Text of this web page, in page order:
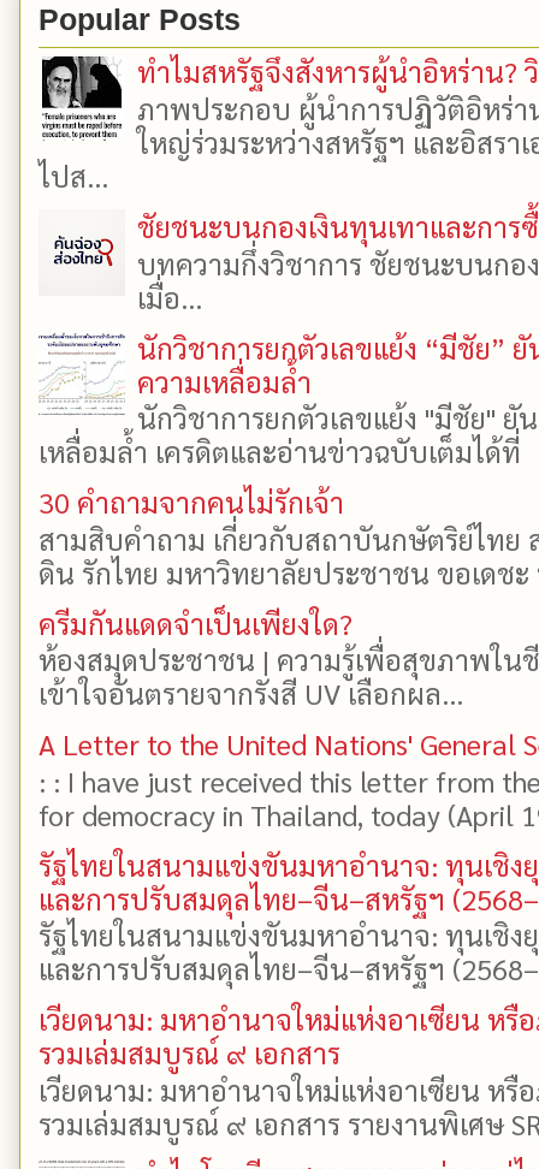
Popular Posts
ทำไมสหรัฐจึงสังหารผู้นำอิหร่าน?
ภาพประกอบ ผู้นำการปฏิวัติอิหร่า
ใหญ่ร่วมระหว่างสหรัฐฯ และอิสรา
ไปส...
ชัยชนะบนกองเงินทุนเทาและการ
บทความกึ่งวิชาการ ชัยชนะบนกอ
เมื่อ...
นักวิชาการยกตัวเลขแย้ง “มีชัย”
ความเหลื่อมล้ำ
นักวิชาการยกตัวเลขแย้ง "มีชัย"
เหลื่อมล้ำ เครดิตและอ่านข่าวฉบับเต็มได้
30 คำถามจากคนไม่รักเจ้า
สามสิบคำถาม เกี่ยวกับสถาบันกษัตริย์ไทย
ดิน รักไทย มหาวิทยาลัยประชาชน ขอเดช
ครีมกันแดดจำเป็นเพียงใด?
ห้องสมุดประชาชน | ความรู้เพื่อสุขภาพใน
เข้าใจอันตรายจากรังสี UV เลือกผล...
A Letter to the United Nations' General
: : I have just received this letter from
for democracy in Thailand, today (April
รัฐไทยในสนามแข่งขันมหาอำนาจ: ทุนเชิง
และการปรับสมดุลไทย–จีน–สหรัฐฯ
รัฐไทยในสนามแข่งขันมหาอำนาจ: ทุนเชิง
และการปรับสมดุลไทย–จีน–สหรัฐฯ
เวียดนาม: มหาอำนาจใหม่แห่งอาเซียน ห
รวมเล่มสมบูรณ์ ๙ เอกสาร
เวียดนาม: มหาอำนาจใหม่แห่งอาเซียน ห
รวมเล่มสมบูรณ์ ๙ เอกสาร รายงานพิเศษ